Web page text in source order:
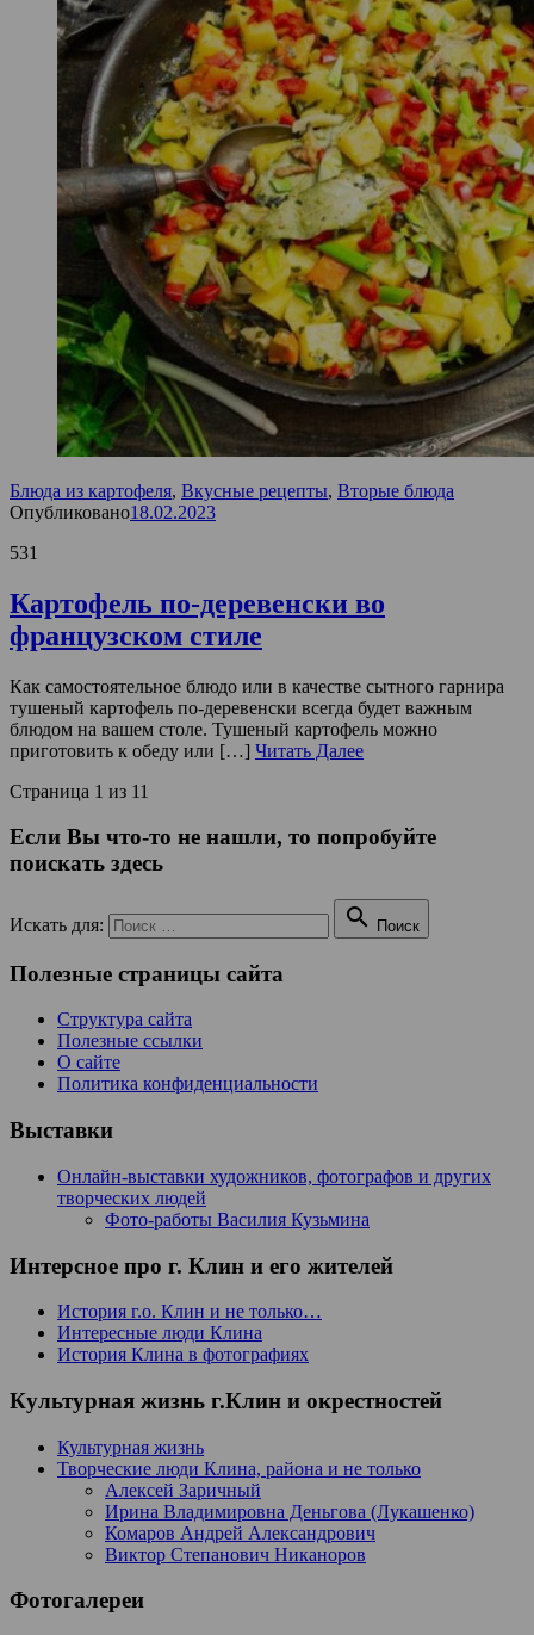
Блюда из картофеля, Вкусные рецепты, Вторые блюда
Опубликовано18.02.2023
531
Картофель по-деревенски во
французском стиле
Как самостоятельное блюдо или в качестве сытного гарнира
тушеный картофель по-деревенски всегда будет важным
блюдом на вашем столе. Тушеный картофель можно
приготовить к обеду или […] Читать Далее
Страница 1 из 11
Если Вы что-то не нашли, то попробуйте
поискать здесь
Искать для:  Поиск
Полезные страницы сайта
Структура сайта
Полезные ссылки
О сайте
Политика конфиденциальности
Выставки
Онлайн-выставки художников, фотографов и других
творческих людей
Фото-работы Василия Кузьмина
Интерсное про г. Клин и его жителей
История г.о. Клин и не только…
Интересные люди Клина
История Клина в фотографиях
Культурная жизнь г.Клин и окрестностей
Культурная жизнь
Творческие люди Клина, района и не только
Алексей Заричный
Ирина Владимировна Деньгова (Лукашенко)
Комаров Андрей Александрович
Виктор Степанович Никаноров
Фотогалереи